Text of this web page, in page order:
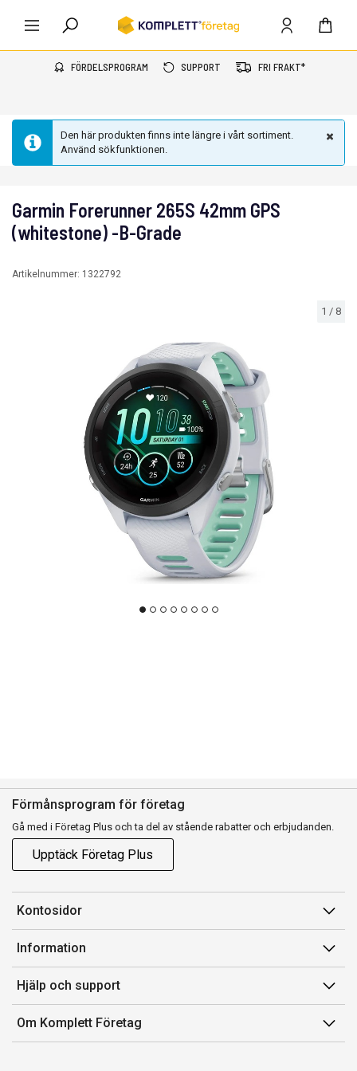
FÖRDELSPROGRAM SUPPORT FRI FRAKT*
Den här produkten finns inte längre i vårt sortiment.
Använd sökfunktionen.
1 / 8
Garmin Forerunner 265S 42mm GPS
(whitestone) -B-Grade
Artikelnummer: 1322792
Förmånsprogram för företag
Gå med i Företag Plus och ta del av stående rabatter och erbjudanden.
Upptäck Företag Plus
Kontosidor
Mina sidor
Orderhistorik
Fakturor & Kvitton
Inköpslistor
Information
Försäljningsvillkor
Villkor för Komplett Företag Plus
Felsökning & guider
Hjälp och support
Kontakta oss
Kundservice
Om Komplett Företag